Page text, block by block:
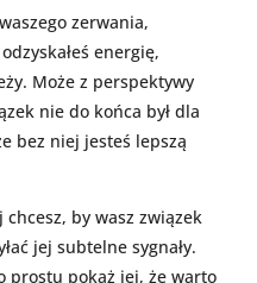
zerwania,
energię,
Może z perspektywy
nie do końca był dla
bez niej jesteś lepszą
chcesz, by wasz związek
jej subtelne sygnały.
prostu pokaż jej, że warto